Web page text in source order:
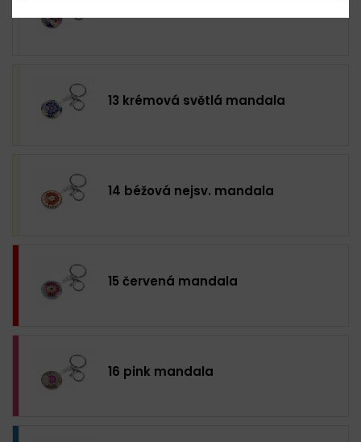
13 krémová světlá mandala
14 béžová nejsv. mandala
15 červená mandala
16 pink mandala